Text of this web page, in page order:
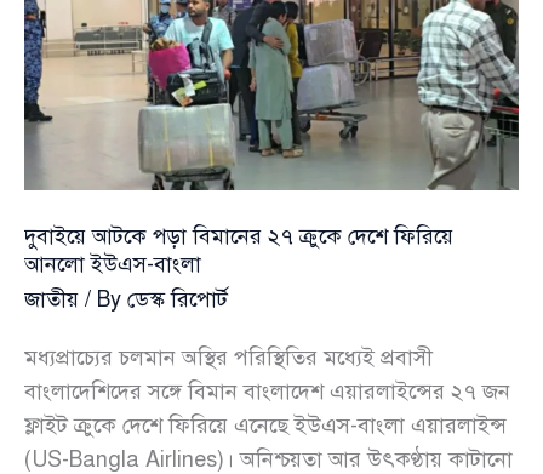
আমিরাত
–
বাহরাইন
–
দুবাইয়ে আটকে পড়া বিমানের ২৭ ক্রুকে দেশে ফিরিয়ে
আনলো ইউএস-বাংলা
জাতীয় / By ডেস্ক রিপোর্ট
মধ্যপ্রাচ্যের চলমান অস্থির পরিস্থিতির মধ্যেই প্রবাসী
বাংলাদেশিদের সঙ্গে বিমান বাংলাদেশ এয়ারলাইন্সের ২৭ জন
ফ্লাইট ক্রুকে দেশে ফিরিয়ে এনেছে ইউএস-বাংলা এয়ারলাইন্স
(US-Bangla Airlines)। অনিশ্চয়তা আর উৎকণ্ঠায় কাটানো